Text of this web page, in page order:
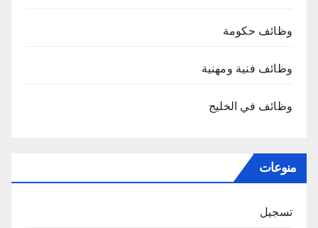
وظائف حكومة
وظائف فنية ومهنية
وظائف في الخليج
منوعات
تسجيل